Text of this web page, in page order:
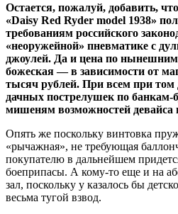
Остается, пожалуй, добавить,
«Daisy Red Ryder model 1938»
требованиям российского
«неоружейной» пневматике с
джоулей. Да и цена по
божеская — в зависимости от
тысяч рублей. При всем при
дачных пострелушек по
мишеням возможностей девайса
Опять же поскольку винтовка
«рычажная», не требующая
покупателю в дальнейшем
боеприпасы. А кому-то еще и на
зал, поскольку у казалось бы
весьма тугой взвод.